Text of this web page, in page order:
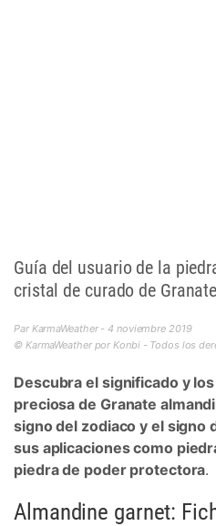
Guía del usuario de la
cristal de curado de
Par KarmaWeather - 4 noviembre 2019
© KarmaWeather por Konbi - Todos los
Descubra el significado y
preciosa de Granate
signo del zodiaco y el signo
sus aplicaciones como
piedra de poder protectora.
Almandine garnet: